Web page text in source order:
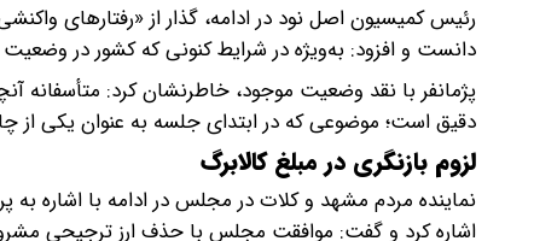
رئیس کمیسیون اصل نود در ادامه، گذار از «رفتارهای
دانست و افزود: به‌ویژه در شرایط کنونی که کشور در وضعیت
پژمانفر با نقد وضعیت موجود، خاطرنشان کرد: متأسفانه
دقیق است؛ موضوعی که در ابتدای جلسه به عنوان یکی
لزوم بازنگری در مبلغ کالابرگ
نماینده مردم مشهد و کلات در مجلس در ادامه با اشاره
اشاره کرد و گفت: موافقت مجلس با حذف ارز ترجیحی